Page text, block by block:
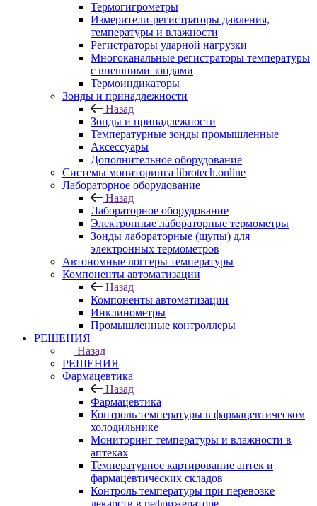
Термогигрометры
Измерители-регистраторы давления,
температуры и влажности
Регистраторы ударной нагрузки
Многоканальные регистраторы температуры
с внешними зондами
Термоиндикаторы
Зонды и принадлежности
Назад
Зонды и принадлежности
Температурные зонды промышленные
Аксессуары
Дополнительное оборудование
Системы мониторинга librotech.online
Лабораторное оборудование
Назад
Лабораторное оборудование
Электронные лабораторные термометры
Зонды лабораторные (щупы) для
электронных термометров
Автономные логгеры температуры
Компоненты автоматизации
Назад
Компоненты автоматизации
Инклинометры
Промышленные контроллеры
РЕШЕНИЯ
Назад
РЕШЕНИЯ
Фармацевтика
Назад
Фармацевтика
Контроль температуры в фармацевтическом
холодильнике
Мониторинг температуры и влажности в
аптеках
Температурное картирование аптек и
фармацевтических складов
Контроль температуры при перевозке
лекарств в рефрижераторе